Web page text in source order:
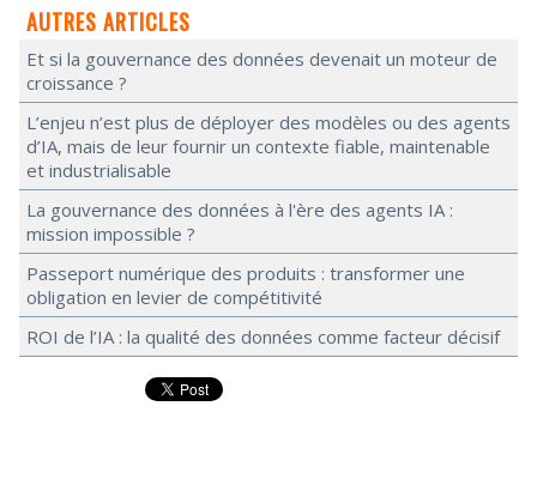
AUTRES ARTICLES
Et si la gouvernance des données devenait un moteur de
croissance ?
L’enjeu n’est plus de déployer des modèles ou des agents
d’IA, mais de leur fournir un contexte fiable, maintenable
et industrialisable
La gouvernance des données à l'ère des agents IA :
mission impossible ?
Passeport numérique des produits : transformer une
obligation en levier de compétitivité
ROI de l’IA : la qualité des données comme facteur décisif